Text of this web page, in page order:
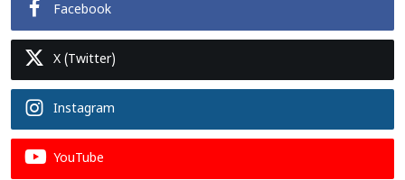
Facebook
X (Twitter)
Instagram
YouTube